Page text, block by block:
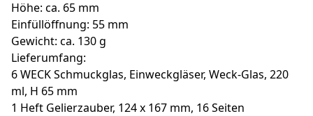
Höhe: ca. 65 mm
Einfüllöffnung: 55 mm
Gewicht: ca. 130 g
Lieferumfang:
6 WECK Schmuckglas, Einweckgläser, Weck-Glas, 220
ml, H 65 mm
1 Heft Gelierzauber, 124 x 167 mm, 16 Seiten